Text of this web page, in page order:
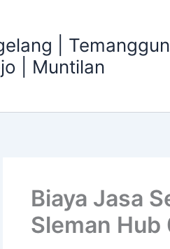
|
| Muntilan
Biaya Jasa
Sleman